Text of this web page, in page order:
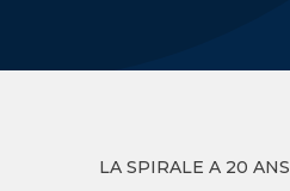
LA SPIRALE A 20 ANS